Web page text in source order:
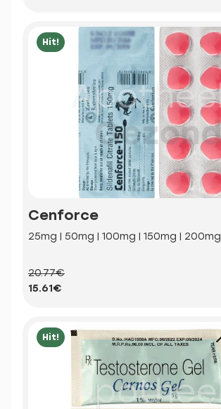
Hit!
Cenforce
25mg | 50mg | 100mg | 150mg | 200mg
20.77€
15.61€
Hit!